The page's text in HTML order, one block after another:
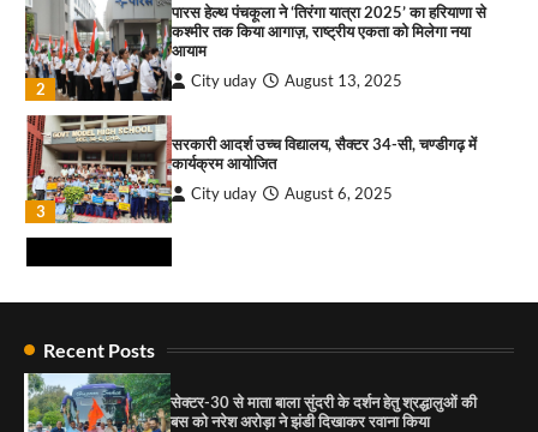
City uday August 6, 2026
3
सोलर एनर्जी वेंडर्स एसोसिएशन (सेवा) ने पंजाब में सौर
परियोजनाओं की बाधाओं को दूर करने के लिए पीएसपीसीएल
और एमएनआरई के उच्च अधिकारियों से की मुलाकात
City uday August 6, 2026
4
₹227 करोड़ का ‘टेबल एजेंडा घोटाला’ भाजपा के
भ्रष्टाचार, तानाशाही और लोकतंत्र की हत्या का सबसे बड़ा
सबूत : एच.एस. लक्की
2
पारस हेल्थ पंचकूला ने ‘तिरंगा यात्रा 2025’ का हरियाणा से
कश्मीर तक किया आगाज़, राष्ट्रीय एकता को मिलेगा नया
आयाम
City uday August 13, 2025
3
सरकारी आदर्श उच्च विद्यालय, सैक्टर 34-सी, चण्डीगढ़ में
कार्यक्रम आयोजित
City uday August 6, 2025
Recent Posts
सेक्टर-30 से माता बाला सुंदरी के दर्शन हेतु श्रद्धालुओं की
बस को नरेश अरोड़ा ने झंडी दिखाकर रवाना किया